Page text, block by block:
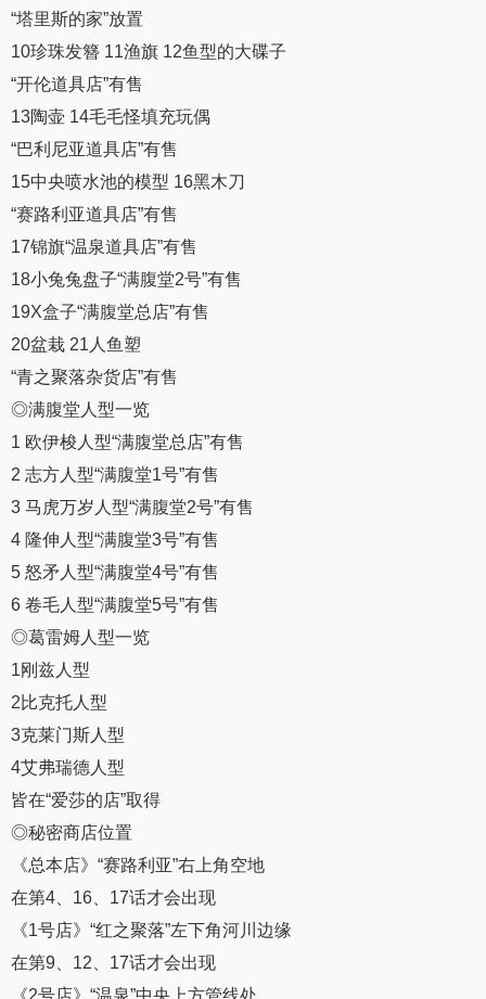
“塔里斯的家”放置
10珍珠发簪 11渔旗 12鱼型的大碟子
“开伦道具店”有售
13陶壶 14毛毛怪填充玩偶
“巴利尼亚道具店”有售
15中央喷水池的模型 16黑木刀
“赛路利亚道具店”有售
17锦旗“温泉道具店”有售
18小兔兔盘子“满腹堂2号”有售
19X盒子“满腹堂总店”有售
20盆栽 21人鱼塑
“青之聚落杂货店”有售
◎满腹堂人型一览
1 欧伊梭人型“满腹堂总店”有售
2 志方人型“满腹堂1号”有售
3 马虎万岁人型“满腹堂2号”有售
4 隆伸人型“满腹堂3号”有售
5 怒矛人型“满腹堂4号”有售
6 卷毛人型“满腹堂5号”有售
◎葛雷姆人型一览
1刚兹人型
2比克托人型
3克莱门斯人型
4艾弗瑞德人型
皆在“爱莎的店”取得
◎秘密商店位置
《总本店》“赛路利亚”右上角空地
在第4、16、17话才会出现
《1号店》“红之聚落”左下角河川边缘
在第9、12、17话才会出现
《2号店》“温泉”中央上方管线处